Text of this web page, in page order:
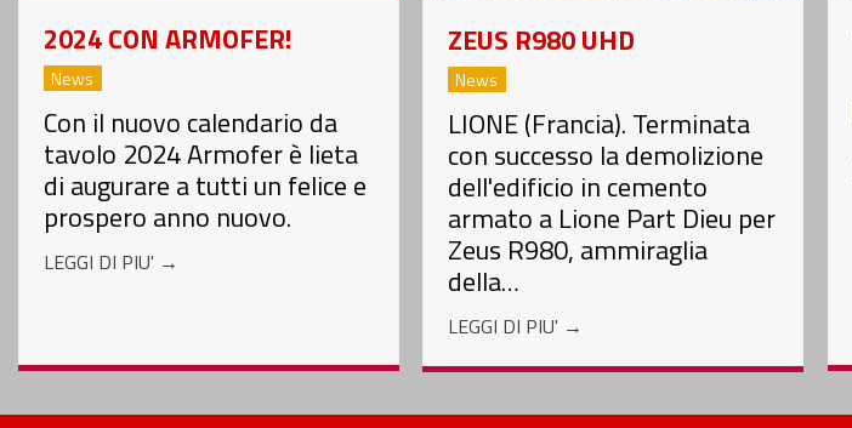
2024 CON ARMOFER!
News
Con il nuovo calendario da
tavolo 2024 Armofer è lieta
di augurare a tutti un felice e
prospero anno nuovo.
LEGGI DI PIU' →
ZEUS R980 UHD
News
LIONE (Francia). Terminata
con successo la demolizione
dell'edificio in cemento
armato a Lione Part Dieu per
Zeus R980, ammiraglia
della…
LEGGI DI PIU' →